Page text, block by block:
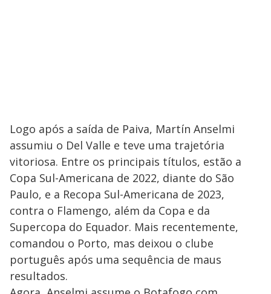
Logo após a saída de Paiva, Martín Anselmi
assumiu o Del Valle e teve uma trajetória
vitoriosa. Entre os principais títulos, estão a
Copa Sul-Americana de 2022, diante do São
Paulo, e a Recopa Sul-Americana de 2023,
contra o Flamengo, além da Copa e da
Supercopa do Equador. Mais recentemente,
comandou o Porto, mas deixou o clube
português após uma sequência de maus
resultados.